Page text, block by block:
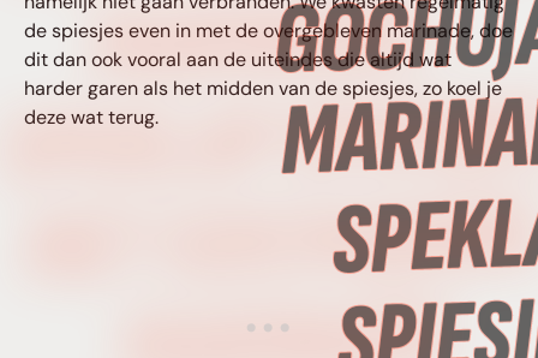
MARINADE •
MET
de spiesjes even in met de overgebleven marinade, doe
dit dan ook vooral aan de uiteindes die altijd wat
harder garen als het midden van de spiesjes, zo koel je
deze wat terug.